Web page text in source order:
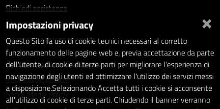
Richiedi assistenza
Statistiche dei Siti web
Intranet - accesso riservato
Amministrazione trasparente
Informativa privacy
Social Media Policy
×
Impostazioni privacy
Questo Sito fa uso di cookie tecnici necessari al corretto
funzionamento delle pagine web e, previa accettazione da parte
dell'utente, di cookie di terze parti per migliorare l'esperienza di
navigazione degli utenti ed ottimizzare l'utilizzo dei servizi messi
a disposizione.Selezionando Accetta tutti i cookie si acconsente
all'utilizzo di cookie di terze parti. Chiudendo il banner verranno